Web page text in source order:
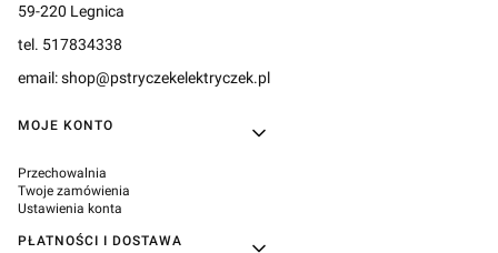
59-220 Legnica
tel. 517834338
email: shop@pstryczekelektryczek.pl
Linki w stopce
MOJE KONTO
Przechowalnia
Twoje zamówienia
Ustawienia konta
PŁATNOŚCI I DOSTAWA